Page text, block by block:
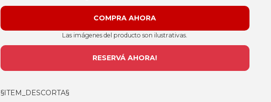
Las imágenes del producto son ilustrativas.
RESERVÁ AHORA!
§ITEM_DESCORTA§